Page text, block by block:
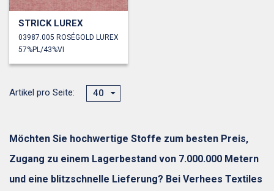
STRICK LUREX
03987.005 ROSÉGOLD LUREX
57%PL/43%VI
Artikel pro Seite: 40
Möchten Sie hochwertige Stoffe zum besten Preis,
Zugang zu einem Lagerbestand von 7.000.000 Metern
und eine blitzschnelle Lieferung? Bei Verhees Textiles